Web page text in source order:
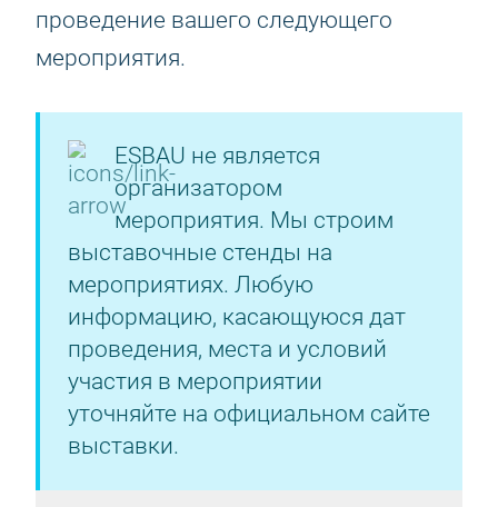
проведение вашего следующего
мероприятия.
ESBAU не является
организатором
мероприятия. Мы строим
выставочные стенды на
мероприятиях. Любую
информацию, касающуюся дат
проведения, места и условий
участия в мероприятии
уточняйте на официальном сайте
выставки.